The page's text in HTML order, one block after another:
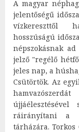
A magyar
jelentőségű
vízkereszttől
hosszúságú
népszokásnak
jelző "regélő
jeles nap, a
Csütörtök. Az
ráirányítani a
tárházára.